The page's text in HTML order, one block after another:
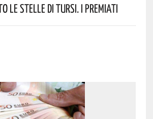
Le Stelle Di Tursi. I Premiati